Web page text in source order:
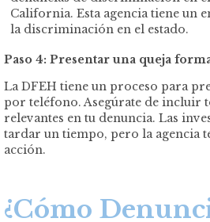
California. Esta agencia tiene un
la discriminación en el estado.
Paso 4: Presentar una queja
La DFEH tiene un proceso para
por teléfono. Asegúrate de incluir
relevantes en tu denuncia. Las
tardar un tiempo, pero la agencia
acción.
¿Cómo